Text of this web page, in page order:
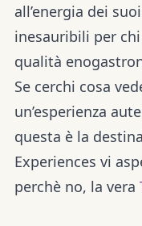
all’energia dei
inesauribili per
qualità
Se cerchi cosa
un’esperienza
questa è la
Experiences vi
perchè no, la vera